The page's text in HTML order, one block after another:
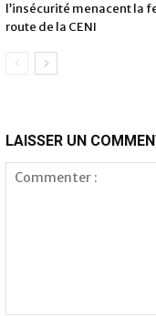
l’insécurité menacent la
route de la CENI
LAISSER UN